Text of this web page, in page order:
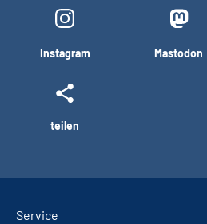
Instagram Mastodon
teilen
Service